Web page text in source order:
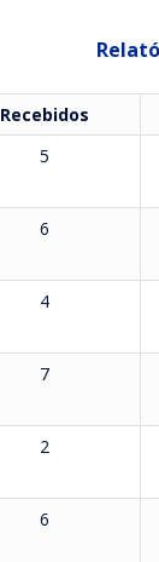
Recebidos
5
6
4
7
2
6